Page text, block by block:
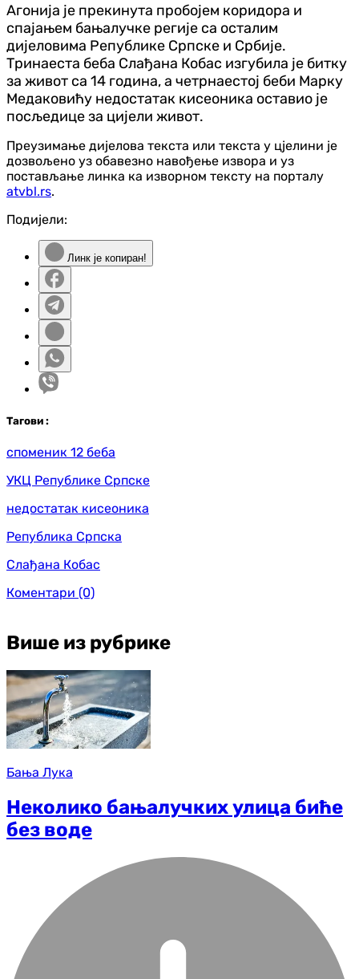
Агонија је прекинута пробојем коридора и
спајањем бањалучке регије са осталим
дијеловима Републике Српске и Србије.
Тринаеста беба Слађана Кобас изгубила је битку
за живот са 14 година, а четрнаестој беби Марку
Медаковићу недостатак кисеоника оставио је
посљедице за цијели живот.
Преузимање дијелова текста или текста у цјелини је
дозвољено уз обавезно навођење извора и уз
постављање линка ка изворном тексту на порталу
atvbl.rs.
Подијели:
Линк је копиран!
Тагови :
споменик 12 беба
УКЦ Републике Српске
недостатак кисеоника
Република Српска
Слађана Кобас
Коментари (0)
Више из рубрике
Бања Лука
Неколико бањалучких улица биће
без воде